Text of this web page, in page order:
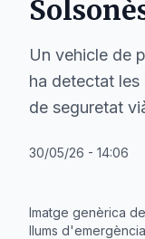
Un vehicle de
ha detectat
de seguretat
30/05/26 - 14:06
Imatge genèrica
llums